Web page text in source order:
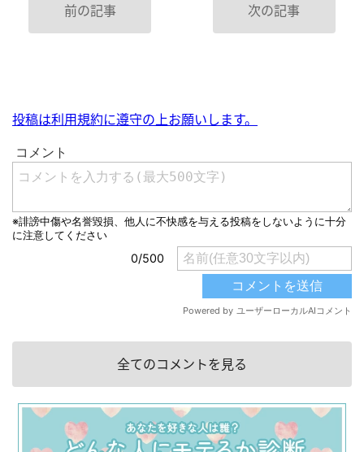
前の記事 次の記事
投稿は利用規約に遵守の上お願いします。
全てのコメントを見る